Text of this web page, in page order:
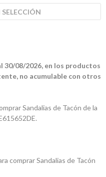
30/08/2026, en los productos
no acumulable con otros
Sandalias de Tacón de la
comprar Sandalias de Tacón